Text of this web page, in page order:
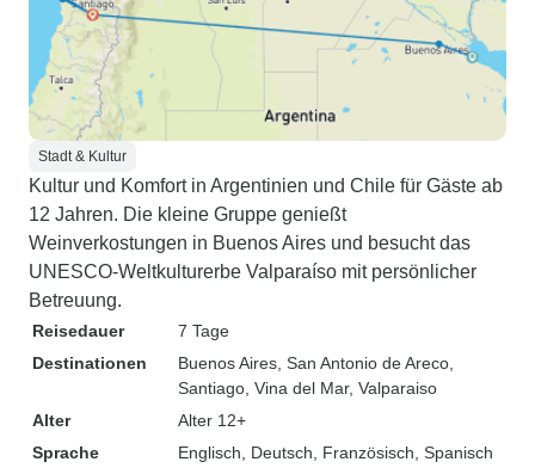
Stadt & Kultur
Kultur und Komfort in Argentinien und Chile für Gäste ab
12 Jahren. Die kleine Gruppe genießt
Weinverkostungen in Buenos Aires und besucht das
UNESCO-Weltkulturerbe Valparaíso mit persönlicher
Betreuung.
Reisedauer
7 Tage
Destinationen
Buenos Aires , San Antonio de Areco
Santiago , Vina del Mar, Valparaiso
Alter
Alter 12+
Sprache
Englisch, Deutsch, Französisch, Spanisch